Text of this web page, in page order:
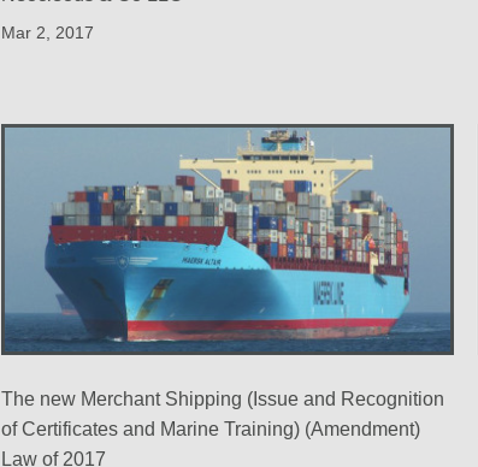
Mar 2, 2017
The new Merchant Shipping (Issue and Recognition
of Certificates and Marine Training) (Amendment)
Law of 2017